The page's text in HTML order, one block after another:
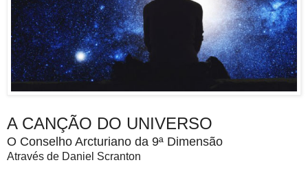
A CANÇÃO DO UNIVERSO
O Conselho Arcturiano da 9ª Dimensão
Através de Daniel Scranton